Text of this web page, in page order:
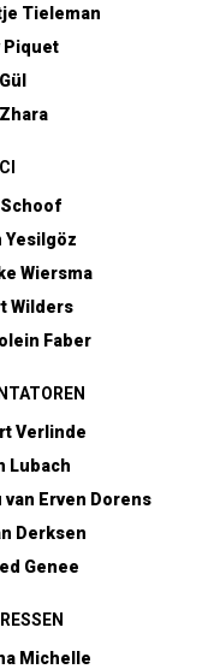
Tieleman
Piquet
Schoof
Yesilgöz
Wiersma
Wilders
Faber
Verlinde
Lubach
van Erven Dorens
Derksen
Genee
Michelle